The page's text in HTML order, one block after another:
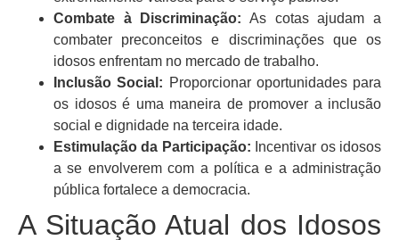
Combate à Discriminação: As cotas ajudam a
combater preconceitos e discriminações que os
idosos enfrentam no mercado de trabalho.
Inclusão Social: Proporcionar oportunidades para
os idosos é uma maneira de promover a inclusão
social e dignidade na terceira idade.
Estimulação da Participação: Incentivar os idosos
a se envolverem com a política e a administração
pública fortalece a democracia.
A Situação Atual dos Idosos